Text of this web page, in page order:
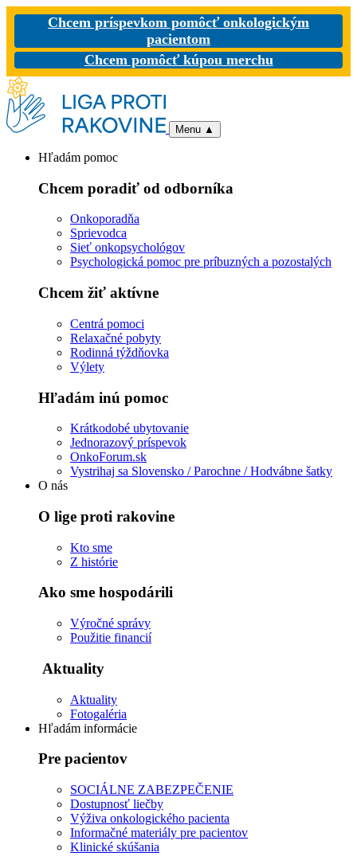
Chcem príspevkom pomôcť onkologickým
pacientom
Chcem pomôcť kúpou merchu
Menu ▲
Hľadám pomoc
Chcem poradiť od odborníka
Onkoporadňa
Sprievodca
Sieť onkopsychológov
Psychologická pomoc pre príbuzných a pozostalých
Chcem žiť aktívne
Centrá pomoci
Relaxačné pobyty
Rodinná týždňovka
Výlety
Hľadám inú pomoc
Krátkodobé ubytovanie
Jednorazový príspevok
OnkoForum.sk
Vystrihaj sa Slovensko / Parochne / Hodvábne šatky
O nás
O lige proti rakovine
Kto sme
Z histórie
Ako sme hospodárili
Výročné správy
Použitie financií
Aktuality
Aktuality
Fotogaléria
Hľadám informácie
Pre pacientov
SOCIÁLNE ZABEZPEČENIE
Dostupnosť liečby
Výživa onkologického pacienta
Informačné materiály pre pacientov
Klinické skúšania